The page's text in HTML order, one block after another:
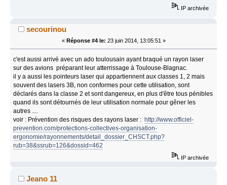
IP archivée
secourinou
« Réponse #4 le: 23 juin 2014, 13:05:51 »
c'est aussi arrivé avec un ado toulousain ayant braqué un rayon laser
sur des avions préparant leur atterrissage à Toulouse-Blagnac.
il y a aussi les pointeurs laser qui appartiennent aux classes 1, 2 mais
souvent des lasers 3B, non conformes pour cette utilisation, sont
déclarés dans la classe 2 et sont dangereux, en plus d'être tous pénibles
quand ils sont détournés de leur utilisation normale pour gêner les
autres ....
voir : Prévention des risques des rayons laser : http://www.officiel-
prevention.com/protections-collectives-organisation-
ergonomie/rayonnements/detail_dossier_CHSCT.php?
rub=38&ssrub=126&dossid=462
IP archivée
Jeano 11